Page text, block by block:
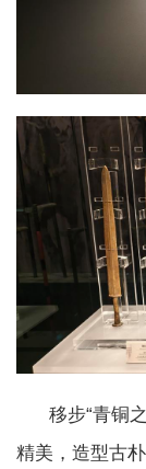
移步“青铜之
精美，造型古